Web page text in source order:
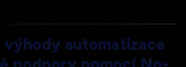
výhody automatizace